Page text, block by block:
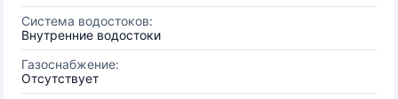
Система водостоков:
Внутренние водостоки
Газоснабжение:
Отсутствует